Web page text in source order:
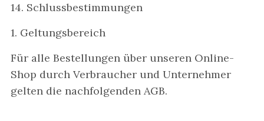
14. Schlussbestimmungen
1. Geltungsbereich
Für alle Bestellungen über unseren Online-
Shop durch Verbraucher und Unternehmer
gelten die nachfolgenden AGB.